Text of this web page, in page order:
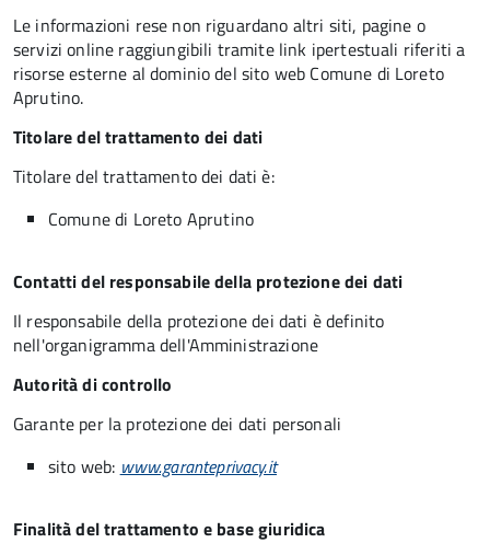
Le informazioni rese non riguardano altri siti, pagine o
servizi online raggiungibili tramite link ipertestuali riferiti a
risorse esterne al dominio del sito web Comune di Loreto
Aprutino.
Titolare del trattamento dei dati
Titolare del trattamento dei dati è:
Comune di Loreto Aprutino
Contatti del responsabile della protezione dei dati
Il responsabile della protezione dei dati è definito
nell'organigramma dell'Amministrazione
Autorità di controllo
Garante per la protezione dei dati personali
sito web: www.garanteprivacy.it
Finalità del trattamento e base giuridica